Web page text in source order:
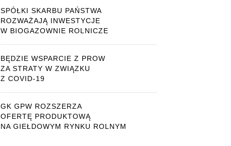
SPÓŁKI SKARBU PAŃSTWA
ROZWAŻAJĄ INWESTYCJE
W BIOGAZOWNIE ROLNICZE
BĘDZIE WSPARCIE Z PROW
ZA STRATY W ZWIĄZKU
Z COVID-19
GK GPW ROZSZERZA
OFERTĘ PRODUKTOWĄ
NA GIEŁDOWYM RYNKU ROLNYM